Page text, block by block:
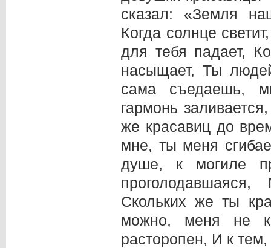
сказал: «Земля
Когда солнце
для тебя падает,
насыщает, Ты
сама съедаешь,
гармонь
же красавиц до
мне, ты меня
душе, к могиле
Скольких же ты
можно, меня не
расторопен, И к